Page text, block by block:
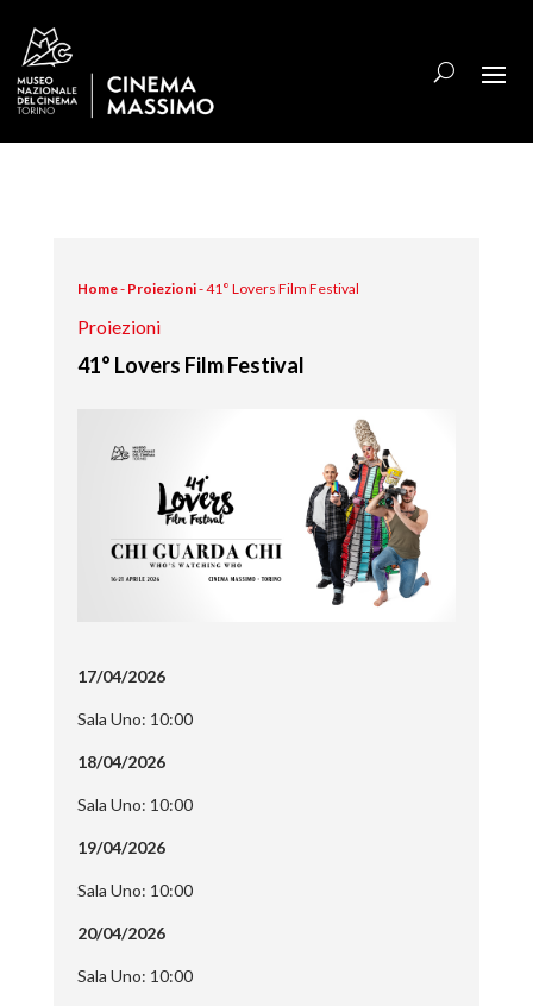
Home- Proiezioni-41° Lovers Film Festival
Proiezioni
41° Lovers Film Festival
17/04/2026
Sala Uno: 10:00
18/04/2026
Sala Uno: 10:00
19/04/2026
Sala Uno: 10:00
20/04/2026
Sala Uno: 10:00